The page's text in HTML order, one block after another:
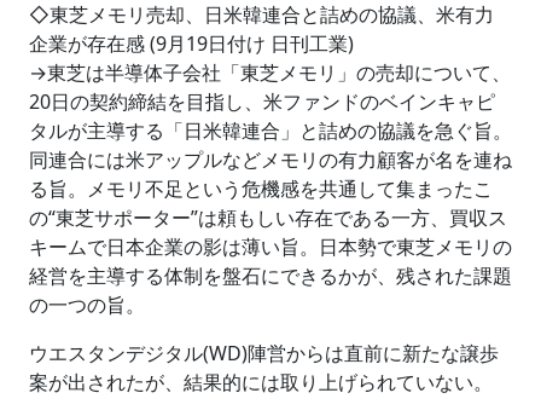
◇東芝メモリ売却、日米韓連合と詰めの協議、米有力
企業が存在感 (9月19日付け 日刊工業)
→東芝は半導体子会社「東芝メモリ」の売却について、
20日の契約締結を目指し、米ファンドのベインキャピ
タルが主導する「日米韓連合」と詰めの協議を急ぐ旨。
同連合には米アップルなどメモリの有力顧客が名を連ね
る旨。メモリ不足という危機感を共通して集まったこ
の“東芝サポーター”は頼もしい存在である一方、買収ス
キームで日本企業の影は薄い旨。日本勢で東芝メモリの
経営を主導する体制を盤石にできるかが、残された課題
の一つの旨。
ウエスタンデジタル(WD)陣営からは直前に新たな譲歩
案が出されたが、結果的には取り上げられていない。